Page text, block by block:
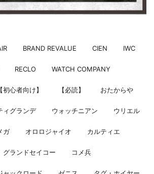
BRAND REVALUE CIEN IWC
RECLO WATCH COMPANY
【初心者向け】 【必読】 おたからや
ィグランデ ウォッチニアン ウリエル
ガ オロロジャイオ カルティエ
グランドセイコー コメ兵